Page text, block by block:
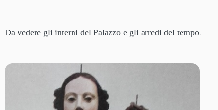
Da vedere gli interni del Palazzo e gli arredi del tempo.